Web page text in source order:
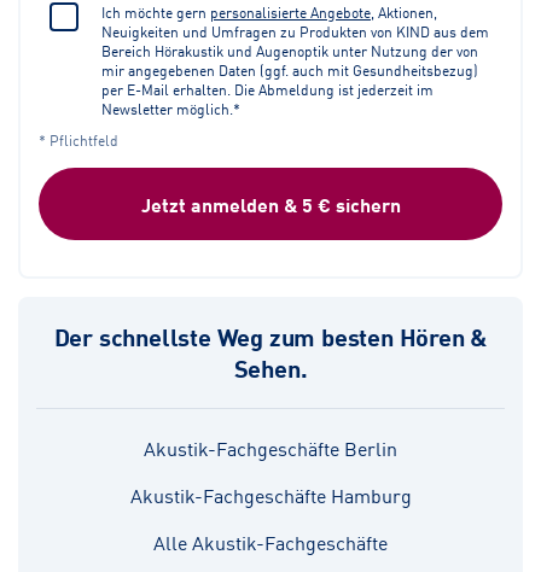
Ich möchte gern personalisierte Angebote , Aktionen,
Neuigkeiten und Umfragen zu Produkten von KIND aus dem
Bereich Hörakustik und Augenoptik unter Nutzung der von
mir angegebenen Daten (ggf. auch mit Gesundheitsbezug)
per E-Mail erhalten. Die Abmeldung ist jederzeit im
Newsletter möglich.*
* Pflichtfeld
Jetzt anmelden & 5 € sichern
Der schnellste Weg zum besten Hören &
Sehen.
Akustik-Fachgeschäfte Berlin
Akustik-Fachgeschäfte Hamburg
Alle Akustik-Fachgeschäfte